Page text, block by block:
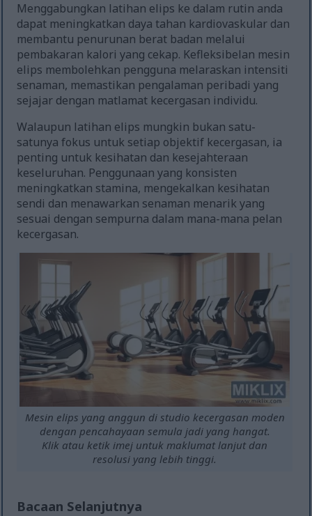
Menggabungkan latihan elips ke dalam rutin anda
dapat meningkatkan daya tahan kardiovaskular dan
membantu penurunan berat badan melalui
pembakaran kalori yang cekap. Kefleksibelan mesin
elips membolehkan pengguna melaraskan intensiti
senaman, memastikan pengalaman peribadi yang
sejajar dengan matlamat kecergasan individu.
Walaupun latihan elips mungkin bukan satu-
satunya fokus untuk setiap objektif kecergasan, ia
penting untuk kesihatan dan kesejahteraan
keseluruhan. Penggunaan yang konsisten
meningkatkan stamina, mengekalkan kesihatan
sendi dan menawarkan senaman menarik yang
sesuai dengan sempurna dalam mana-mana pelan
kecergasan.
Mesin elips yang anggun di studio kecergasan moden
dengan pencahayaan semula jadi yang hangat.
Klik atau ketik imej untuk maklumat lanjut dan
resolusi yang lebih tinggi.
Bacaan Selanjutnya